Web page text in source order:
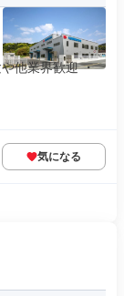
他業界歓迎 ・
気になる